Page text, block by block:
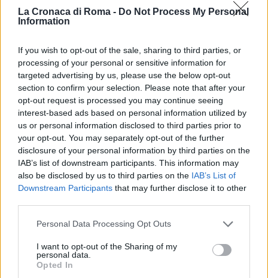
La Cronaca di Roma - Do Not Process My Personal
Information
If you wish to opt-out of the sale, sharing to third parties, or
processing of your personal or sensitive information for
targeted advertising by us, please use the below opt-out
section to confirm your selection. Please note that after your
opt-out request is processed you may continue seeing
interest-based ads based on personal information utilized by
us or personal information disclosed to third parties prior to
your opt-out. You may separately opt-out of the further
disclosure of your personal information by third parties on the
IAB’s list of downstream participants. This information may
also be disclosed by us to third parties on the IAB’s List of
Downstream Participants that may further disclose it to other
Please note that this website/app uses one or more Google
not limited to your visit or usage behaviour. You may click to
grant or deny consent to Google and its third-party tags to
use your data for below specified purposes in below Google
Personal Data Processing Opt Outs
I want to opt-out of the Sharing of my
personal data.
Opted In
risarcimento è una beffa. ROMA Turista
violentata da romeno – Si terrà il prossimo 23
presentato…
Leggi l’articolo →